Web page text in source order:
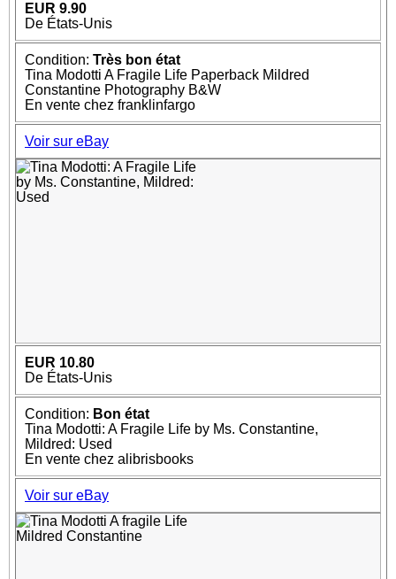
EUR 9.90
De États-Unis
Condition: Très bon état
Tina Modotti A Fragile Life Paperback Mildred
Constantine Photography B&W
En vente chez franklinfargo
Voir sur eBay
EUR 10.80
De États-Unis
Condition: Bon état
Tina Modotti: A Fragile Life by Ms. Constantine,
Mildred: Used
En vente chez alibrisbooks
Voir sur eBay